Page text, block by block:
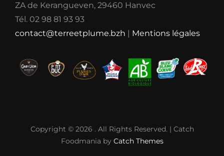
ZA de Kerangueven, 29460 Hanvec
Tél. 02 98 81 93 93
contact@terreetplume.bzh | Mentions légales
Copyright © 2026 . All Rights Reserved. | Catch
Foodmania by Catch Themes